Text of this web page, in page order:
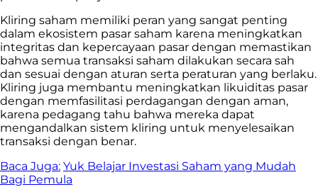
Kliring saham memiliki peran yang sangat penting
dalam ekosistem pasar saham karena meningkatkan
integritas dan kepercayaan pasar dengan memastikan
bahwa semua transaksi saham dilakukan secara sah
dan sesuai dengan aturan serta peraturan yang berlaku.
Kliring juga membantu meningkatkan likuiditas pasar
dengan memfasilitasi perdagangan dengan aman,
karena pedagang tahu bahwa mereka dapat
mengandalkan sistem kliring untuk menyelesaikan
transaksi dengan benar.
Baca Juga: Yuk Belajar Investasi Saham yang Mudah
Bagi Pemula